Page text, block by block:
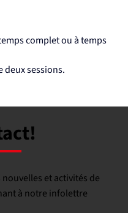
complet ou à temps
deux sessions.
et activités de
à notre infolettre